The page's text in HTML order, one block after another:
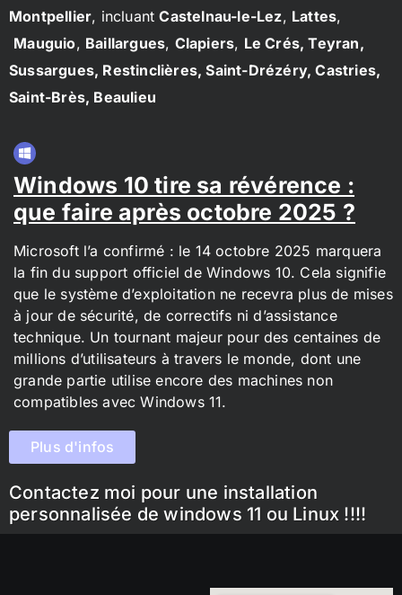
Montpellier, incluantCastelnau-le-Lez, Lattes,
Mauguio, Baillargues, Clapiers, Le Crés, Teyran,
Sussargues, Restinclières, Saint-Drézéry, Castries,
Saint-Brès, Beaulieu
Windows 10 tire sa révérence :
que faire après octobre 2025 ?
Microsoft l’a confirmé : le 14 octobre 2025 marquera
la fin du support officiel de Windows 10. Cela signifie
que le système d’exploitation ne recevra plus de mises
à jour de sécurité, de correctifs ni d’assistance
technique. Un tournant majeur pour des centaines de
millions d’utilisateurs à travers le monde, dont une
grande partie utilise encore des machines non
compatibles avec Windows 11.
Plus d'infos
Contactez moi pour une installation
personnalisée de windows 11 ou Linux !!!!